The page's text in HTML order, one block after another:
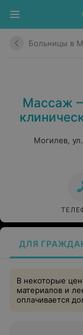
Больницы в
Массаж
Могилев,
ДЛЯ
В некоторые
материалов и
оплачивается